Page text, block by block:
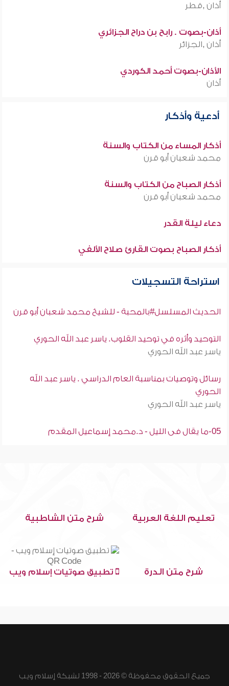
أذان ,قطر
أذان-بصوت . رابح بن دراح الجزائري
أذان ,الجزائر
الأذان-بصوت أحمد الكوردي
أذان
أدعية وأذكار
أذكار المساء من الكتاب والسنة
محمد شعبان أبو قرن
أذكار الصباح من الكتاب والسنة
محمد شعبان أبو قرن
دعاء ليلة القدر
أذكار الصباح بصوت القارئ صلاح الألفي
استراحة التسجيلات
الحديث المسلسل#بالمحبة - للشيخ محمد شعبان أبو قرن
التوحيد وأثره في توحيد القلوب. ياسر عبد الله الحوري
ياسر عبد الله الحوري
رسائل وتوصيات بمناسبة العام الدراسي . ياسر عبد الله
الحوري
ياسر عبد الله الحوري
05-ما يقال فى الليل - د.محمد إسماعيل المقدم
تعليم اللغة العربية شرح متن الشاطبية
شرح متن الدرة تطبيق صوتيات إسلام ويب
جميع الحقوق محفوظة © 2026 - 1998 لشبكة إسلام ويب